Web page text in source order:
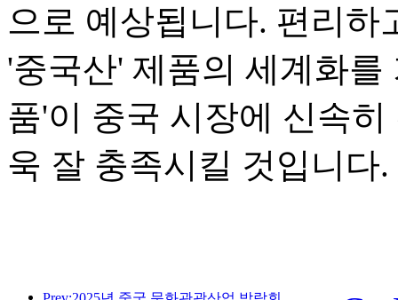
으로 예상됩니다. 편리
'중국산' 제품의 세계화
품'이 중국 시장에 신속
욱 잘 충족시킬 것입니다.